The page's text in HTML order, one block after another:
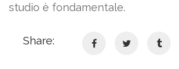
studio è fondamentale.
Share: